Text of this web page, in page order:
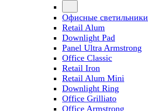
Офисные светильники
Retail Alum
Downlight Pad
Panel Ultra Armstrong
Office Classic
Retail Iron
Retail Alum Mini
Downlight Ring
Office Grilliato
Office Armstrong